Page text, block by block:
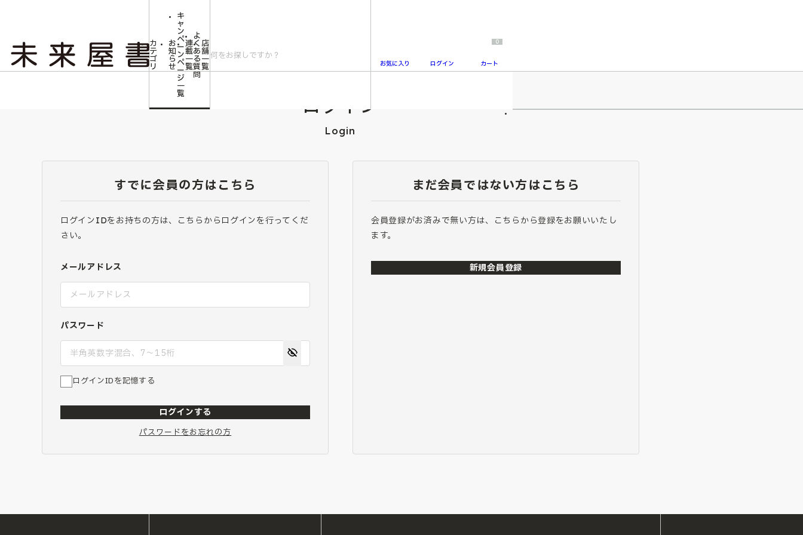
2026/7/23 『ONE PIECE magazine 021 ONE PIECEカード付き同梱版』発売延期のご案内
カ
テ
ゴ
リ
お
知
ら
せ
キ
ャ
ン
ペ
ー
ン
ペ
ー
ジ
一
覧
連
載
一
覧
よ
く
あ
る
質
問
店
舗
一
覧
お気に入り ログイン
0
カート
ログイン
Login
すでに会員の方はこちら
ログインIDをお持ちの方は、こちらからログインを行ってくだ
さい。
メールアドレス
パスワード
ログインIDを記憶する
ログインする
パスワードをお忘れの方
まだ会員ではない方はこちら
会員登録がお済みで無い方は、こちらから登録をお願いいたし
ます。
新規会員登録